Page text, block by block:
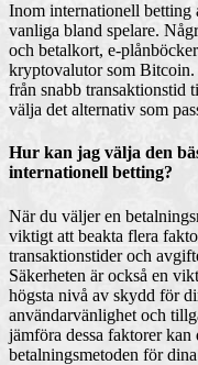
Inom internationell betting
vanliga bland spelare.
och betalkort, e-
kryptovalutor som Bitcoin.
från snabb transaktionstid
välja det alternativ som
Hur kan jag välja den
internationell betting?
När du väljer en
viktigt att beakta flera
transaktionstider och
Säkerheten är också en
högsta nivå av skydd för
användarvänlighet och
jämföra dessa faktorer
betalningsmetoden för